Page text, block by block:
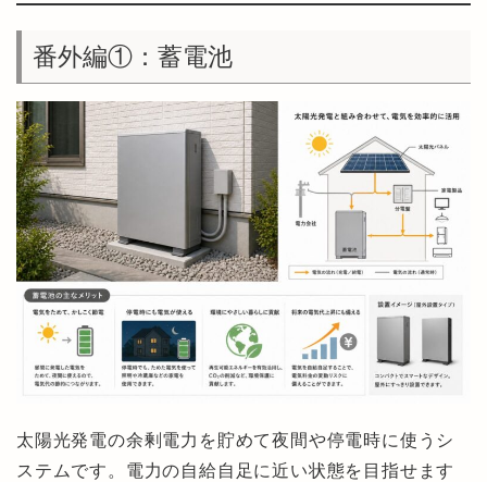
番外編①：蓄電池
太陽光発電の余剰電力を貯めて夜間や停電時に使うシ
ステムです。電力の自給自足に近い状態を目指せます